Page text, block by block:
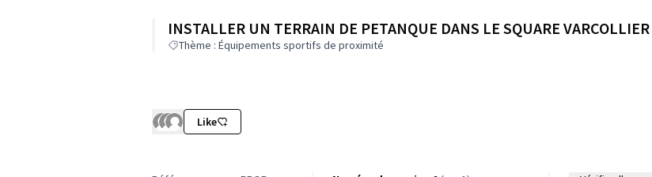
INSTALLER UN TERRAIN DE PETANQUE DANS LE SQUARE VARCOLLIER
Thème : Équipements sportifs de proximité
Like